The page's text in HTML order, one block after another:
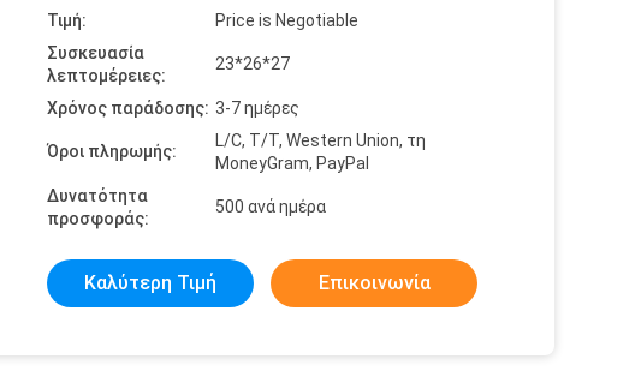
Τιμή:
Price is Negotiable
Συσκευασία
λεπτομέρειες:
23*26*27
Χρόνος παράδοσης: 3-7 ημέρες
Όροι πληρωμής:
L/C, T/T, Western Union, τη
MoneyGram, PayPal
Δυνατότητα
προσφοράς:
500 ανά ημέρα
Καλύτερη Τιμή Επικοινωνία